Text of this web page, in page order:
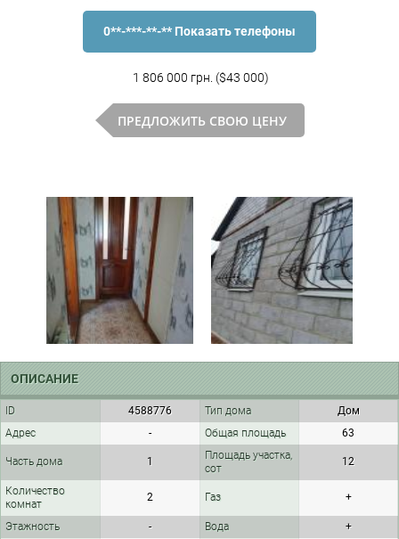
0**-***-**-** Показать телефоны
1 806 000 грн. ($43 000)
ПРЕДЛОЖИТЬ СВОЮ ЦЕНУ
ОПИСАНИЕ
ID 4588776 Тип дома
Дом
Адрес
- Общая площадь 63
Часть дома 1
Площадь участка,
сот
12
Количество
комнат
2 Газ +
Этажность - Вода +